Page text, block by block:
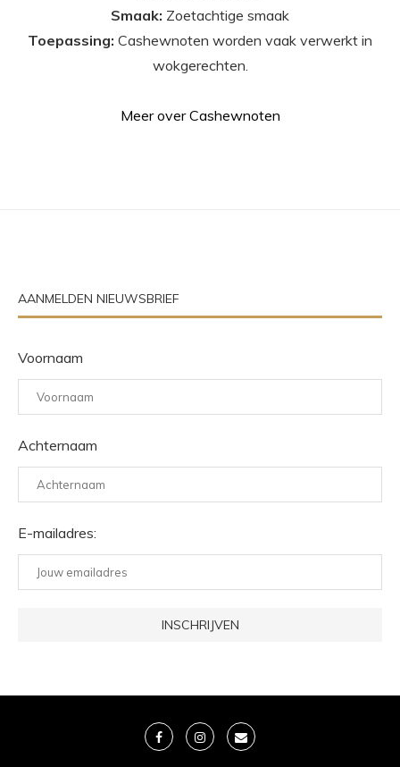
Smaak: Zoetachtige smaak
Toepassing: Cashewnoten worden vaak verwerkt in
wokgerechten.
Meer over Cashewnoten
AANMELDEN NIEUWSBRIEF
Voornaam
Achternaam
E-mailadres: